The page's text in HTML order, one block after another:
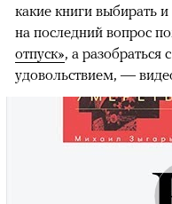
какие книги выбирать
на последний вопрос
отпуск», а разобраться
удовольствием, —